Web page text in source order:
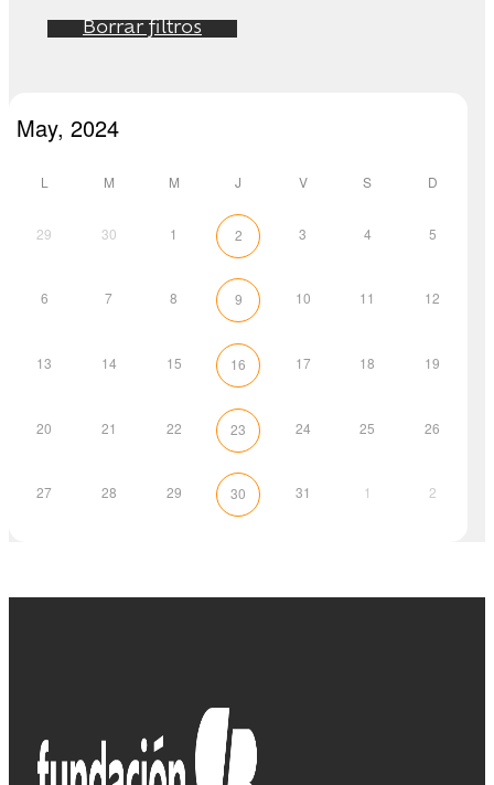
Borrar filtros
L M M J V S D
29 30 1 2 3 4 5
6 7 8 9 10 11 12
13 14 15 16 17 18 19
20 21 22 23 24 25 26
27 28 29 30 31 1 2